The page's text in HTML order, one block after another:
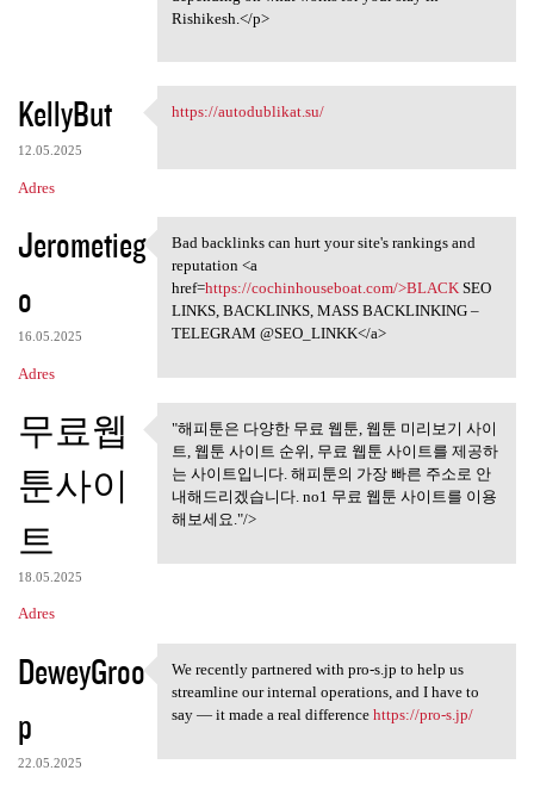
Rishikesh.</p>
KellyBut
12.05.2025
Adres
https://autodublikat.su/
https://autodublikat.su/
Jerometieg
o
16.05.2025
Adres
Bad backlinks can hurt your
Bad backlinks can hurt your site's rankings and
reputation <a
href=https://cochinhouseboat.com/>BLACKSEO
LINKS, BACKLINKS, MASS BACKLINKING –
TELEGRAM @SEO_LINKK</a>
무료웹
툰사이
트
18.05.2025
Adres
"해피툰은 다양한 무료 웹툰, 웹툰
미리보기 사이트,
"해피툰은 다양한 무료 웹툰, 웹툰 미리보기 사이
트, 웹툰 사이트 순위, 무료 웹툰 사이트를 제공하
는 사이트입니다. 해피툰의 가장 빠른 주소로 안
내해드리겠습니다. no1 무료 웹툰 사이트를 이용
해보세요."/>
DeweyGroo
p
22.05.2025
We recently partnered with
We recently partnered with pro-s.jp to help us
streamline our internal operations, and I have to
say — it made a real difference https://pro-s.jp/